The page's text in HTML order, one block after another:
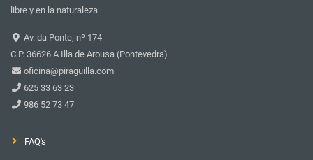
libre y en la naturaleza.
Av. da Ponte, nº 174
C.P. 36626 A Illa de Arousa (Pontevedra)
oficina@piraguilla.com
625 33 63 23
986 52 73 47
FAQ's